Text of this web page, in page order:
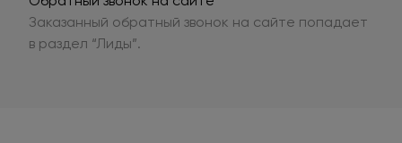
Заказанный обратный звонок на сайте попадает
в раздел “Лиды”.